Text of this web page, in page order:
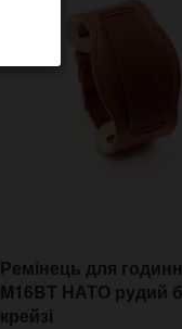
Ремінець для
M16BT НАТО рудий
крейзі